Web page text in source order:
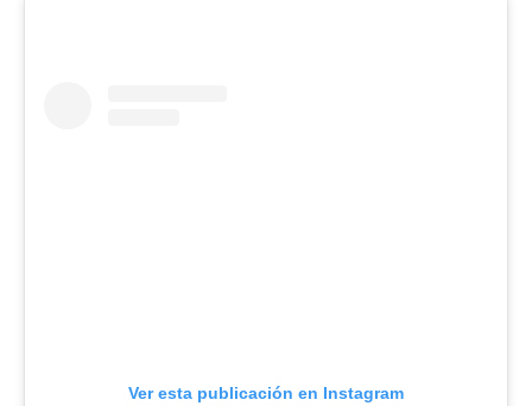
Ver esta publicación en Instagram